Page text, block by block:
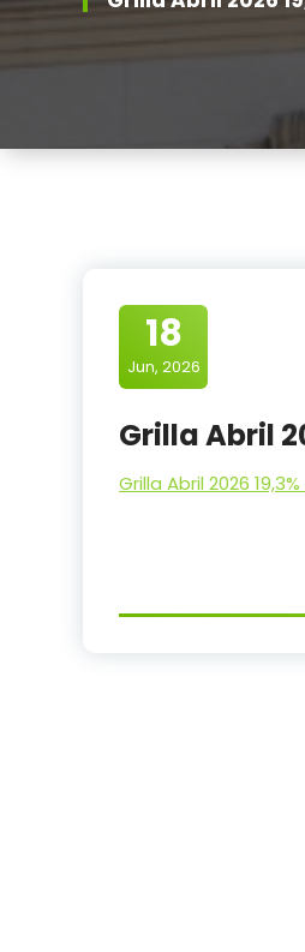
18
Jun, 2026
Grilla Abril
Grilla Abril 2026